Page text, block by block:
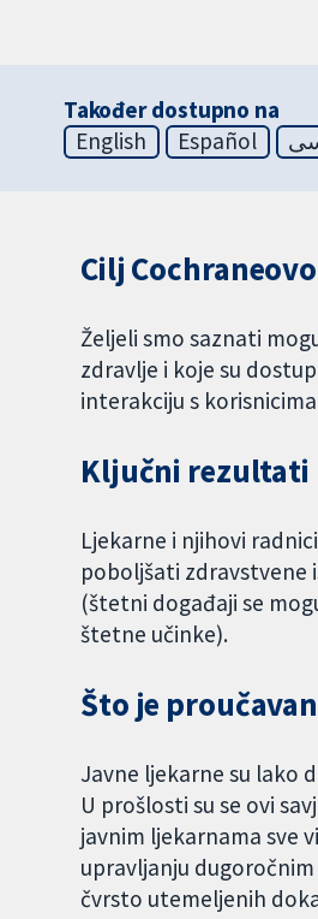
Također dostupno na
English
Español
Cilj
Željeli smo saznati
zdravlje i koje su
interakciju s
Ključni rezultati
Ljekarne i njihovi
poboljšati zdravstvene
(štetni događaji se
štetne učinke).
Što je
Javne ljekarne su lako
U prošlosti su se ovi
javnim ljekarnama sve
upravljanju
čvrsto utemeljenih